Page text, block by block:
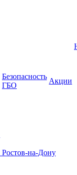
Безопасность
ГБО
Акции